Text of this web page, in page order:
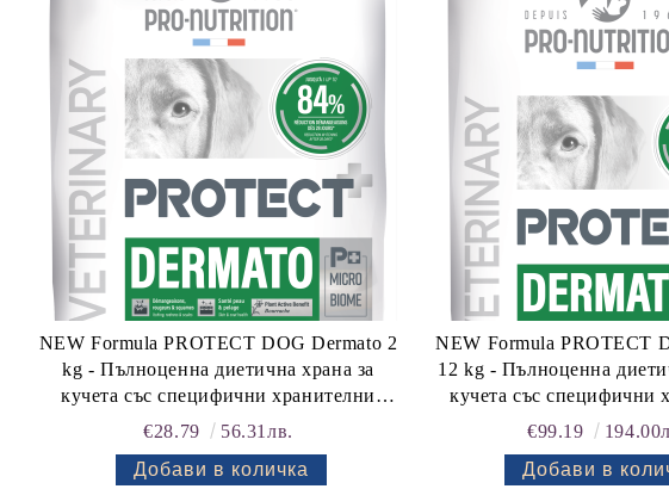
NEW Formula PROTECT DOG Dermato 2
kg - Пълноценна диетична храна за
кучета със специфични хранителни
потребности - "Подпомагане на кожната
изразена загуба на козина". "Намаляване
€28.79 56.31лв.
NEW Formula PROTECT
12 kg - Пълноценна
кучета със специфични
потребности -
изразена загуба на
€99.19